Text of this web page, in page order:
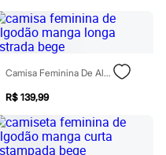
Camisa Feminina De Algodão Manga Longa Listrada Bege
R$ 139,99